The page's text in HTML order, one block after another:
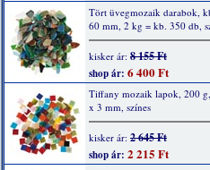
Tört üvegmozaik darabok,
60 mm, 2 kg = kb. 350 db,
kisker ár: 8 155 Ft
shop ár: 6 400 Ft
Tiffany mozaik lapok, 200
x 3 mm, színes
kisker ár: 2 645 Ft
shop ár: 2 215 Ft